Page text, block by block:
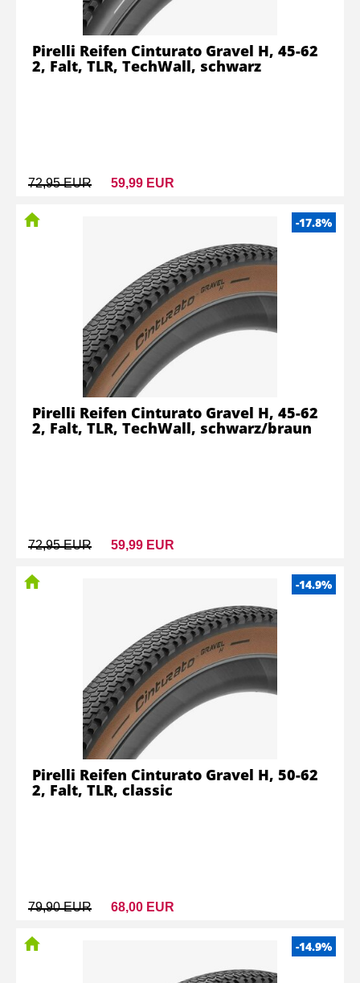
72,95 EUR 59,99 EUR
Pirelli Reifen Cinturato Gravel H, 45-62
2, Falt, TLR, TechWall, schwarz
-17.8%
72,95 EUR 59,99 EUR
Pirelli Reifen Cinturato Gravel H, 45-62
2, Falt, TLR, TechWall, schwarz/braun
-14.9%
79,90 EUR 68,00 EUR
Pirelli Reifen Cinturato Gravel H, 50-62
2, Falt, TLR, classic
-14.9%